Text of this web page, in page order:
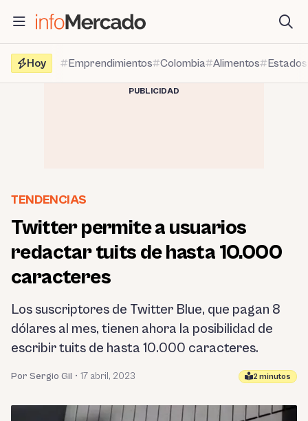
contenido
Hoy
Emprendimientos Colombia Alimentos
PUBLICIDAD
TENDENCIAS
Twitter permite a usuarios
redactar tuits de hasta 10.000
caracteres
Los suscriptores de Twitter Blue, que pagan 8
dólares al mes, tienen ahora la posibilidad de
escribir tuits de hasta 10.000 caracteres.
Por Sergio Gil • 17 abril, 2023 2 minutos